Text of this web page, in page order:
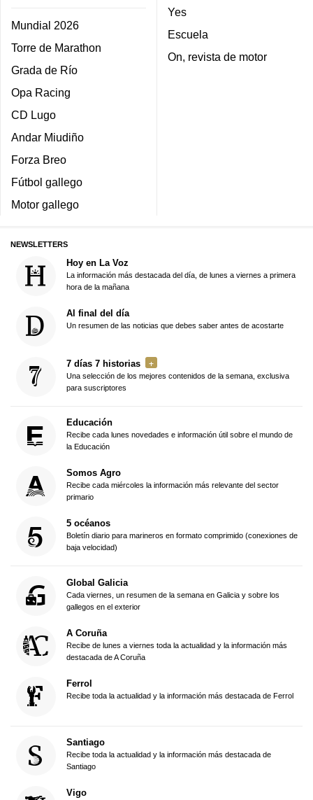
Mundial 2026
Torre de Marathon
Grada de Río
Opa Racing
CD Lugo
Andar Miudiño
Forza Breo
Fútbol gallego
Motor gallego
Yes
Escuela
On, revista de motor
NEWSLETTERS
Hoy en La Voz
La información más destacada del día, de lunes a viernes a primera
hora de la mañana
Al final del día
Un resumen de las noticias que debes saber antes de acostarte
7 días 7 historias
Una selección de los mejores contenidos de la semana, exclusiva
para suscriptores
Educación
Recibe cada lunes novedades e información útil sobre el mundo de
la Educación
Somos Agro
Recibe cada miércoles la información más relevante del sector
primario
5 océanos
Boletín diario para marineros en formato comprimido (conexiones de
baja velocidad)
Global Galicia
Cada viernes, un resumen de la semana en Galicia y sobre los
gallegos en el exterior
A Coruña
Recibe de lunes a viernes toda la actualidad y la información más
destacada de A Coruña
Ferrol
Recibe toda la actualidad y la información más destacada de Ferrol
Santiago
Recibe toda la actualidad y la información más destacada de
Santiago
Vigo